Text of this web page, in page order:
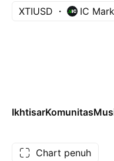
XTIUSD IC
IkhtisarKomunitas
Chart penuh